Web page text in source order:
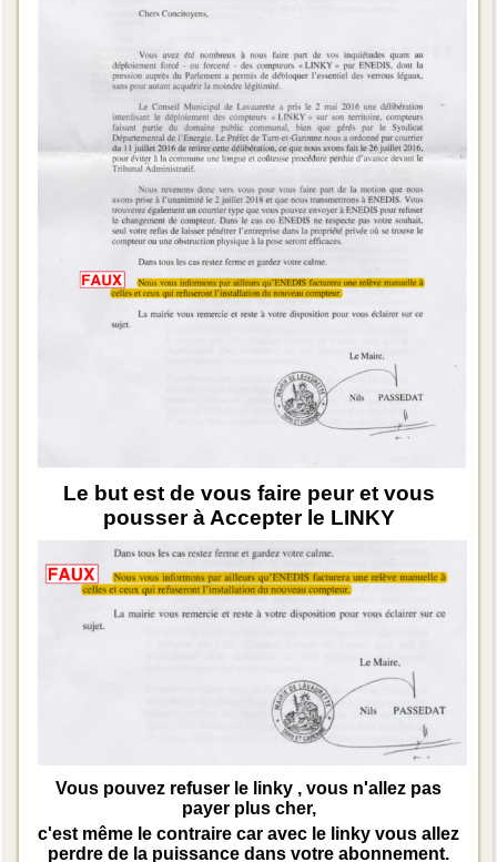
Le but est de vous faire peur et vous
pousser à Accepter le LINKY
Vous pouvez refuser le linky , vous n'allez pas
payer plus cher,
c'est même le contraire car avec le linky vous allez
perdre de la puissance dans votre abonnement.